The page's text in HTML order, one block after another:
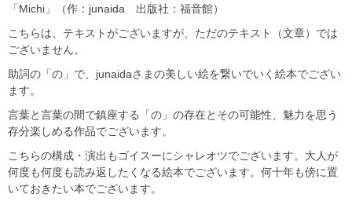
「Michi」（作：junaida 出版社：福音館）
こちらは、テキストがございますが、ただのテキスト（文章）では
ございません。
助詞の「の」で、junaidaさまの美しい絵を繋いでいく絵本でござい
ます。
言葉と言葉の間で鎮座する「の」の存在とその可能性、魅力を思う
存分楽しめる作品でございます。
こちらの構成・演出もゴイスーにシャレオツでございます。大人が
何度も何度も読み返したくなる絵本でございます。何十年も傍に置
いておきたい本でございます。